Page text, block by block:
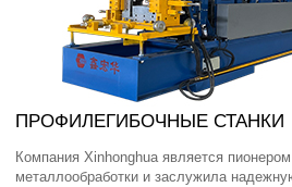
ПРОФИЛЕГИБОЧНЫЕ СТАНКИ
Компания Xinhonghua является
металлообработки и заслужила